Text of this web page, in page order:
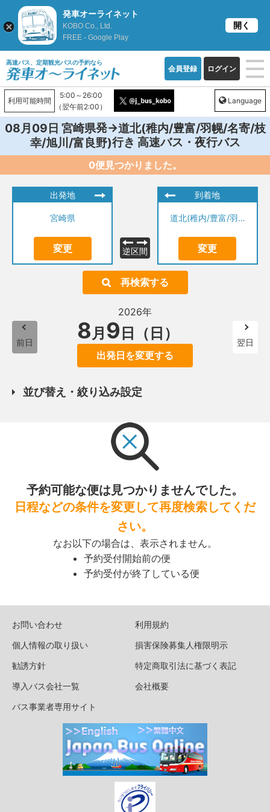
高速バス、定期観光バスの予約なら
会員登録 ログイン
利用可能時間
5:00～26:00
（翌午前2:00）
Language
08月09日 宮崎県発→道北(稚内/豊富/羽幌/名寄/枝
幸/旭川/富良野)行き 高速バス・夜行バス
0便見つかりました。
出発地
宮崎県
変更 逆区間
到着地
道北(稚内/豊富/羽幌/名寄/枝幸/旭川/富良野)
変更
再検索する
前日
2026年
8月 9 日（日）
出発日を変更する
翌日
並び替え・絞り込み設定
予約可能な便は見つかりませんでした。
日程などの条件を変更して再度検索してくだ
さい。
なお以下の場合は、表示されません。
予約受付開始前の便
予約受付が終了している便
お問い合わせ
利用規約
個人情報の取り扱い
損害保険募集人権限明示
勧誘方針
特定商取引法に基づく表記
導入バス会社一覧
会社概要
バス事業者専用サイト
発車オーライネット
KOBO Co., Ltd.
FREE - Google Play
開く